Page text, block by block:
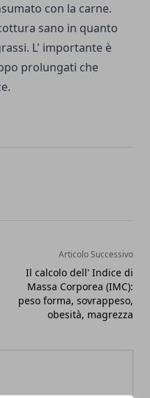
con la carne.
sano in quanto
L' importante è
prolungati che
Articolo Successivo
Il calcolo dell' Indice di
Massa Corporea (IMC):
peso forma, sovrappeso,
obesità, magrezza